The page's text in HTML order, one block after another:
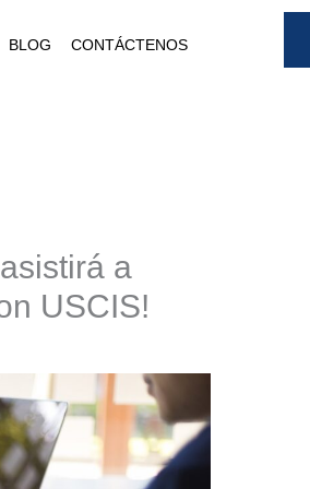
BLOG CONTÁCTENOS
a
USCIS!